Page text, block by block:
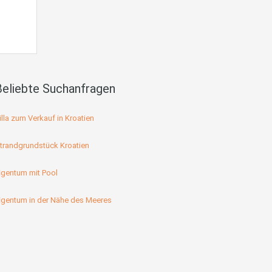
Suchanfragen
zum Verkauf in Kroatien
Kroatien
mit Pool
in der Nähe des Meeres